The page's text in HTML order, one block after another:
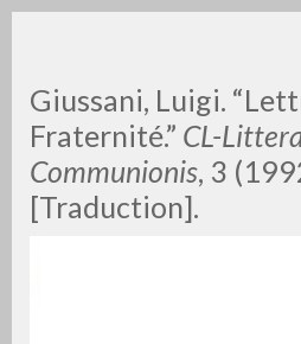
Giussani, Luigi.
Fraternité.” CL-
Communionis, 3
[Traduction].